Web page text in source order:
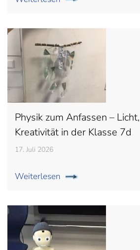
Physik zum Anfassen –
Kreativität in der Klasse 7d
17. Juli 2026
Weiterlesen